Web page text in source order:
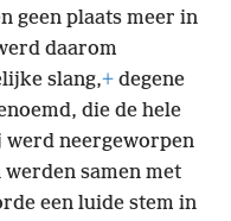
geen plaats meer in
daarom
slang,+ degene
die de hele
werd neergeworpen
werden samen met
een luide stem in